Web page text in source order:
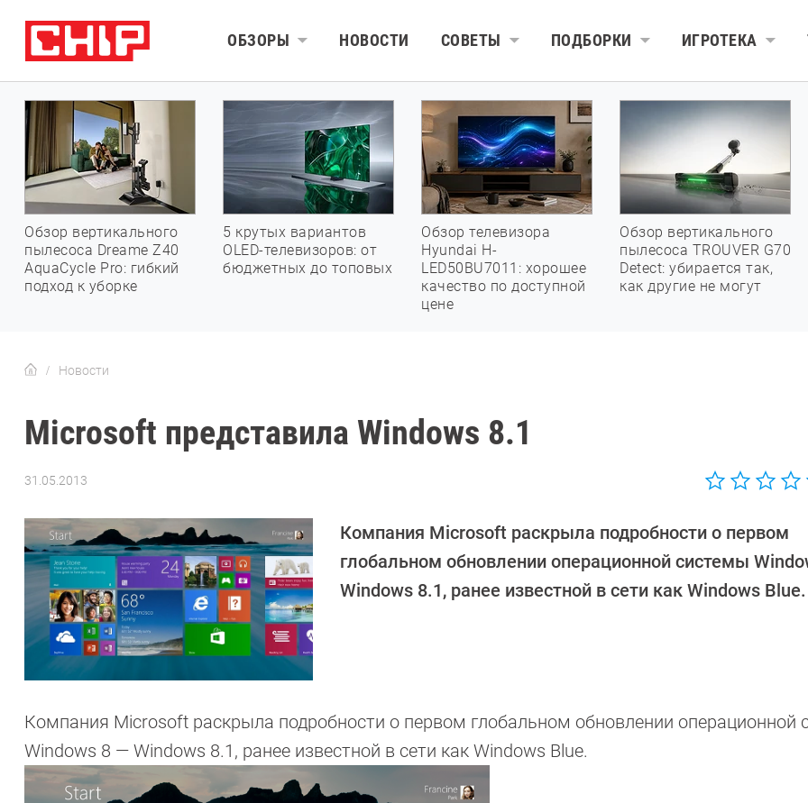
ОБЗОРЫ НОВОСТИ СОВЕТЫ ПОДБОРКИ ИГРОТЕКА
Обзор вертикального
пылесоса Dreame Z40
AquaCycle Pro: гибкий
подход к уборке
5 крутых вариантов
OLED-телевизоров: от
бюджетных до топовых
Обзор телевизора
Hyundai H-
LED50BU7011: хорошее
качество по доступной
цене
Обзор вертикального
пылесоса TROUVER G70
Detect: убирается так,
как другие не могут
Новости
Microsoft представила Windows 8.1
31.05.2013
Компания Microsoft раскрыла подробности о первом
глобальном обновлении операционной системы
Windows 8.1, ранее известной в сети как Windows Blue.
Компания Microsoft раскрыла подробности о первом глобальном обновлении операционной
Windows 8 — Windows 8.1, ранее известной в сети как Windows Blue.